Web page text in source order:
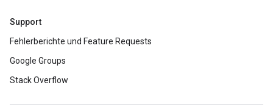
Support
Fehlerberichte und Feature Requests
Google Groups
Stack Overflow